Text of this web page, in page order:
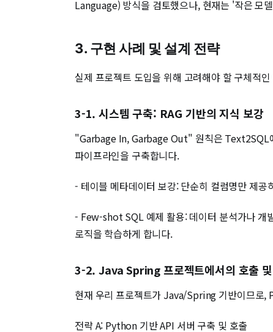
Language) 방식을 검토했으나, 현재는 '작은 모
3. 구현 사례 및 설계 전략
실제 프로젝트 도입을 위해 고려해야 할 구체적
3-1. 시스템 구축: RAG 기반의 지식 보강
"Garbage In, Garbage Out" 원칙은 Text2SQL
파이프라인을 구축합니다.
- 테이블 메타데이터 보강: 단순히 컬럼명만 제
- Few-shot SQL 예제 활용: 데이터 분석가나 개
로직을 학습하게 합니다.
3-2. Java Spring 프로젝트에서의 호출
현재 우리 프로젝트가 Java/Spring 기반이므로,
전략 A: Python 기반 API 서버 구축 및 호출